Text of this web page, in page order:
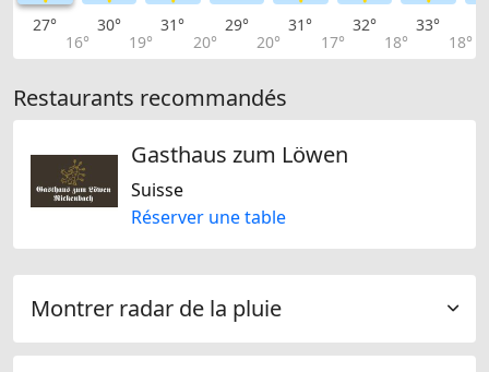
27°
16°
30°
19°
31°
20°
29°
20°
31°
17°
32°
18°
33°
18°
Restaurants recommandés
Gasthaus zum Löwen
Suisse
Réserver une table
Montrer radar de la pluie